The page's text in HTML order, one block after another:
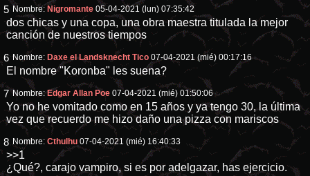
5 Nombre: Nigromante 05-04-2021 (lun) 07:35:42
dos chicas y una copa, una obra maestra titulada la mejor
canción de nuestros tiempos
6 Nombre: Daxe el Landsknecht Tico 07-04-2021 (mié) 00:17:16
El nombre "Koronba" les suena?
7 Nombre:Edgar Allan Poe 07-04-2021 (mié) 01:50:06
Yo no he vomitado como en 15 años y ya tengo 30, la última
vez que recuerdo me hizo daño una pizza con mariscos
8 Nombre:Cthulhu 07-04-2021 (mié) 16:40:33
>>1
¿Qué?, carajo vampiro, si es por adelgazar, has ejercicio.